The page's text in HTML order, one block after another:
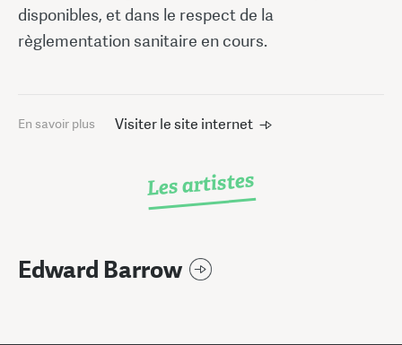
disponibles, et dans le respect de la
règlementation sanitaire en cours.
En savoir plus Visiter le site internet
Les artistes
Edward Barrow